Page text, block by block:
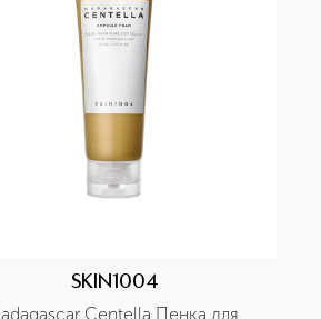
SKIN1004
Centella Пенка для